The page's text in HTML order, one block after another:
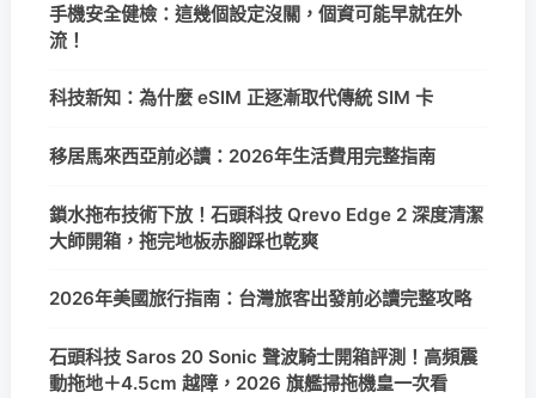
手機安全健檢：這幾個設定沒關，個資可能早就在外
流！
科技新知：為什麼 eSIM 正逐漸取代傳統 SIM 卡
移居馬來西亞前必讀：2026年生活費用完整指南
鎖水拖布技術下放！石頭科技 Qrevo Edge 2 深度清潔
大師開箱，拖完地板赤腳踩也乾爽
2026年美國旅行指南：台灣旅客出發前必讀完整攻略
石頭科技 Saros 20 Sonic 聲波騎士開箱評測！高頻震
動拖地＋4.5cm 越障，2026 旗艦掃拖機皇一次看